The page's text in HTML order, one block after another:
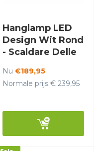
Hanglamp LED
Design Wit Rond
- Scaldare Delle
Nu €189,95
Normale prijs € 239,95